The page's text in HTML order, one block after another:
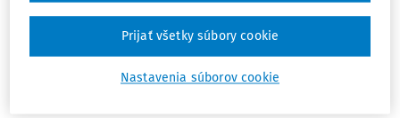
Je možné urobiť zmenu úväzku pedagogických
zamestnancov v priebehu školského roka? Dôvodom
môže byť napr. racionalizácia financovania originálnych
kompetencií napr. pri vychovávateľoch školskej družiny.
Nastavenia súborov cookie
Prijať všetky súbory cookie